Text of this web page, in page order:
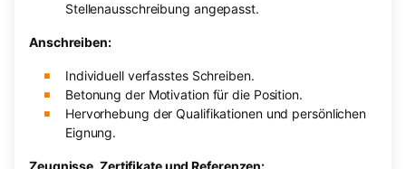
Stellenausschreibung angepasst.
Anschreiben:
Individuell verfasstes Schreiben.
Betonung der Motivation für die Position.
Hervorhebung der Qualifikationen und persönlichen
Eignung.